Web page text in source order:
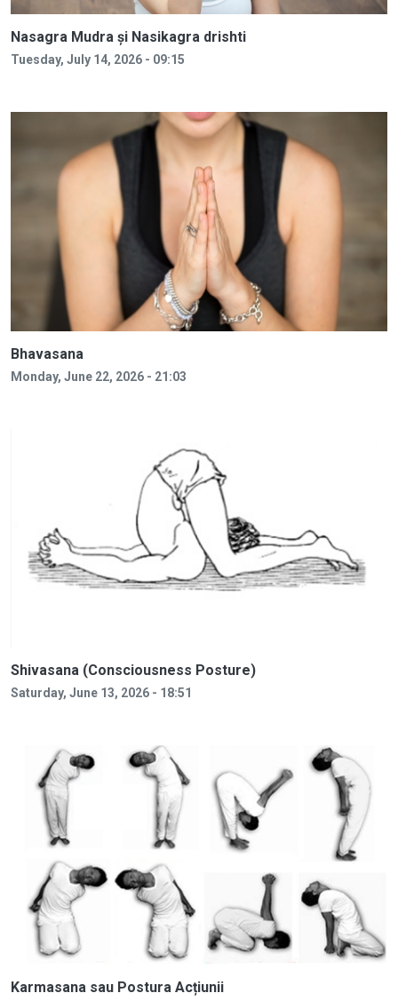
Nasagra Mudra și Nasikagra drishti
Tuesday, July 14, 2026 - 09:15
Bhavasana
Monday, June 22, 2026 - 21:03
Shivasana (Consciousness Posture)
Saturday, June 13, 2026 - 18:51
Karmasana sau Postura Acțiunii